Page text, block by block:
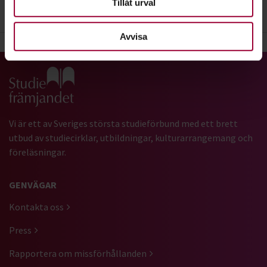
Tillåt urval
Avvisa
3. Frågor
Gå till studiefrämjandets startsida
Vi är ett av Sveriges största studieförbund med ett brett
utbud av studiecirklar, utbildningar, kulturarrangemang och
föreläsningar.
GENVÄGAR
Kontakta oss
Press
Rapportera om missförhållanden